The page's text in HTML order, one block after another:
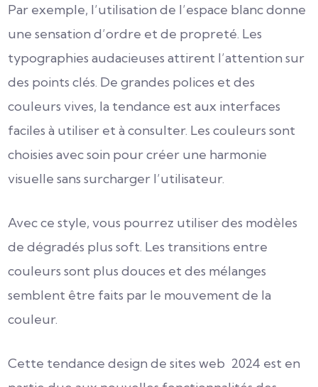
Par exemple, l’utilisation de l’espace blanc donne
une sensation d’ordre et de propreté. Les
typographies audacieuses attirent l’attention sur
des points clés. De grandes polices et des
couleurs vives, la tendance est aux interfaces
faciles à utiliser et à consulter. Les couleurs sont
choisies avec soin pour créer une harmonie
visuelle sans surcharger l’utilisateur.
Avec ce style, vous pourrez utiliser des modèles
de dégradés plus soft. Les transitions entre
couleurs sont plus douces et des mélanges
semblent être faits par le mouvement de la
couleur.
Cette tendance design de sites web 2024 est en